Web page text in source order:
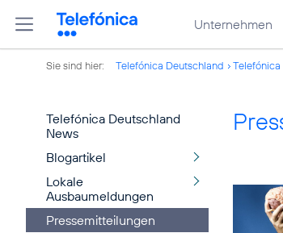
Unternehmen
Sie sind hier: Telefónica Deutschland
Telefónica Deutschland
News
Blogartikel
Lokale
Ausbaumeldungen
Pressemitteilungen